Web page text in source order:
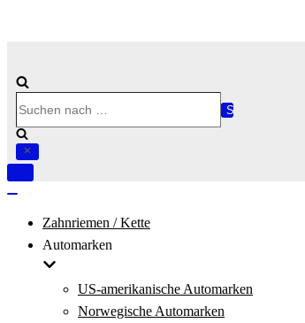
nach …
Navigation
Zahnriemen / Kette
Automarken
US-amerikanische Automarken
Norwegische Automarken